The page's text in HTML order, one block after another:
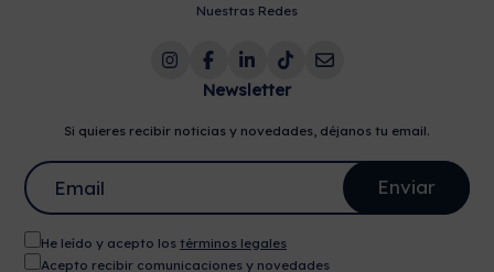
Nuestras Redes
Newsletter
Si quieres recibir noticias y novedades, déjanos tu email.
He leído y acepto los términos legales
Acepto recibir comunicaciones y novedades